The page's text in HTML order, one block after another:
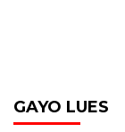
GAYO LUES